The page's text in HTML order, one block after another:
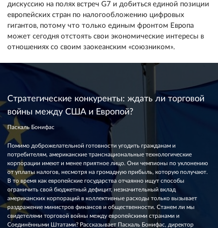
дискуссию на полях встреч G7 и добиться единой позиции
европейских стран по налогообложению цифровых
гигантов, потому что только единым фронтом Европа
может сегодня отстоять свои экономические интересы в
отношениях со своим заокеанским «союзником».
Стратегические конкуренты: ждать ли торговой
войны между США и Европой?
Паскаль Бонифас
Помимо доброжелательной готовности угодить гражданам и
потребителям, американские транснациональные технологические
корпорации имеют и менее приятное лицо. Они чемпионы по уклонению
от уплаты налогов, несмотря на громадную прибыль, которую получают.
В то время как европейские государства отчаянно ищут способы
ограничить свой бюджетный дефицит, незначительный вклад
американских корпораций в коллективные расходы только вызывает
раздражение министров финансов и общественности. Станем ли мы
свидетелями торговой войны между европейскими странами и
Соединёнными Штатами? Рассказывает Паскаль Бонифас, директор